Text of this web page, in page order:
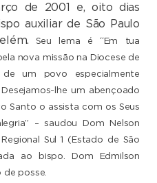
de 2001 e, oito dias
auxiliar de São Paulo
Seu lema é “Em tua
nova missão na Diocese de
um povo especialmente
lhe um abençoado
Santo o assista com os Seus
– saudou Dom Nelson
Sul 1 (Estado de São
ao bispo. Dom Edmilson
posse.